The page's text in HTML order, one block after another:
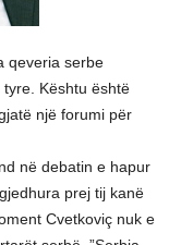
qeveria serbe
Kështu është
një forumi për
në debatin e hapur
prej tij kanë
Cvetkoviç nuk e